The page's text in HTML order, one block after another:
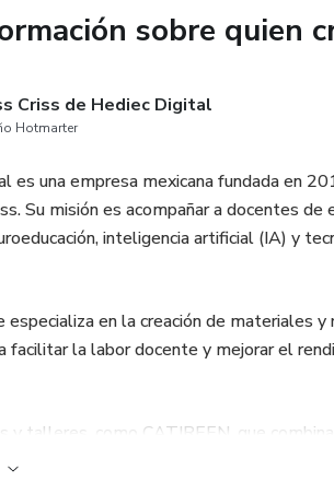
personalizadas, optimizando
Prompts Especializados:
Este es el espacio donde
sobre quien
Criss de Hediec Digital
Hotmarter
es una empresa mexicana fundada en
Su misión es acompañar a docentes de
inteligencia artificial (IA) y
especializa en la creación de materiales
facilitar la labor docente y mejorar el
y talleres, como CATIREEN, que
manera efectiva y atractiva.